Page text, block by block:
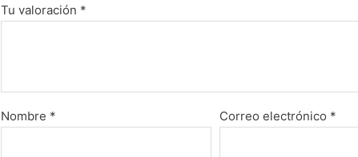
Tu valoración *
Nombre * Correo electrónico *